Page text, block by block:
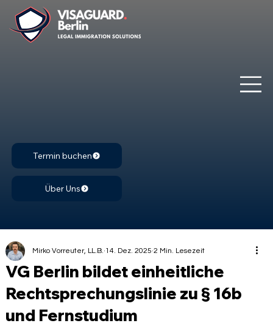
Termin buchen
Über Uns
VG Berlin bildet einheitliche
Rechtsprechungslinie zu § 16b
und Fernstudium
Mirko Vorreuter, LL.B. 14. Dez. 2025 2 Min. Lesezeit